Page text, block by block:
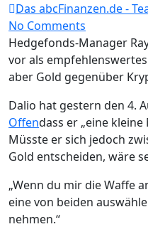
Das abcFinanzen.de -
No Comments
Hedgefonds-Manager
vor als
aber Gold gegenüber
Dalio hat gestern den 4.
Offendass er „eine
Müsste er sich jedoch
Gold entscheiden, wäre
„Wenn du mir die Waffe
eine von beiden
nehmen.“